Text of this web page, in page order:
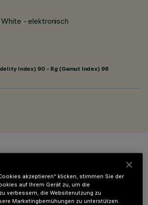
- elektronisch
Index) 90 - Rg (Gamut Index) 98
akzeptieren“ klicken, stimmen Sie der
auf Ihrem Gerät zu, um die
verbessern, die Websitenutzung zu
Marketingbemühungen zu unterstützen.